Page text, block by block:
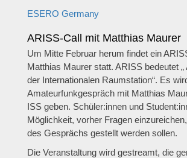
ESERO Germany
ARISS-Call mit Matthias Maurer
Um Mitte Februar herum findet ein
Matthias Maurer statt. ARISS bedeutet
der Internationalen Raumstation“. Es
Amateurfunkgespräch mit Matthias
ISS geben. Schüler:innen und
Möglichkeit, vorher Fragen
des Gesprächs gestellt werden sollen.
Die Veranstaltung wird gestreamt, die